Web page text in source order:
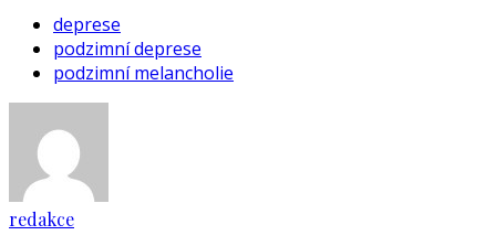
deprese
podzimní deprese
podzimní melancholie
redakce